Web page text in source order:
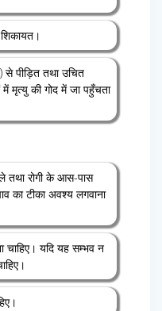
से पीड़ित तथा उचित
मृत्यु की गोद में जा पहुँचता
तथा रोगी के आस-पास
का टीका अवश्य लगवाना
चाहिए। यदि यह सम्भव न